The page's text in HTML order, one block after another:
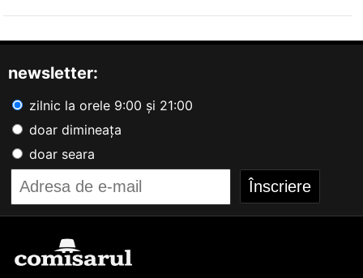
newsletter:
zilnic la orele 9:00 și 21:00
doar dimineața
doar seara